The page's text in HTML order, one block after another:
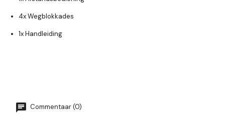
4x Wegblokkades
1x Handleiding
Commentaar (0)